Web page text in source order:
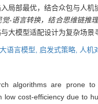
局部最优，结合众包与人
-语言转换，结合思维链推
大模型适配设计为复杂场景
大语言模型, 启发式策略, 人机
algorithms are prone
low cost-efficiency due to